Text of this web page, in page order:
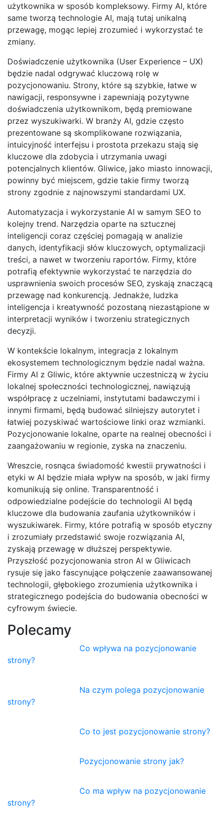
użytkownika w sposób kompleksowy. Firmy AI, które
same tworzą technologie AI, mają tutaj unikalną
przewagę, mogąc lepiej zrozumieć i wykorzystać te
zmiany.
Doświadczenie użytkownika (User Experience – UX)
będzie nadal odgrywać kluczową rolę w
pozycjonowaniu. Strony, które są szybkie, łatwe w
nawigacji, responsywne i zapewniają pozytywne
doświadczenia użytkownikom, będą premiowane
przez wyszukiwarki. W branży AI, gdzie często
prezentowane są skomplikowane rozwiązania,
intuicyjność interfejsu i prostota przekazu stają się
kluczowe dla zdobycia i utrzymania uwagi
potencjalnych klientów. Gliwice, jako miasto innowacji,
powinny być miejscem, gdzie takie firmy tworzą
strony zgodnie z najnowszymi standardami UX.
Automatyzacja i wykorzystanie AI w samym SEO to
kolejny trend. Narzędzia oparte na sztucznej
inteligencji coraz częściej pomagają w analizie
danych, identyfikacji słów kluczowych, optymalizacji
treści, a nawet w tworzeniu raportów. Firmy, które
potrafią efektywnie wykorzystać te narzędzia do
usprawnienia swoich procesów SEO, zyskają znaczącą
przewagę nad konkurencją. Jednakże, ludzka
inteligencja i kreatywność pozostaną niezastąpione w
interpretacji wyników i tworzeniu strategicznych
decyzji.
W kontekście lokalnym, integracja z lokalnym
ekosystemem technologicznym będzie nadal ważna.
Firmy AI z Gliwic, które aktywnie uczestniczą w życiu
lokalnej społeczności technologicznej, nawiązują
współpracę z uczelniami, instytutami badawczymi i
innymi firmami, będą budować silniejszy autorytet i
łatwiej pozyskiwać wartościowe linki oraz wzmianki.
Pozycjonowanie lokalne, oparte na realnej obecności i
zaangażowaniu w regionie, zyska na znaczeniu.
Wreszcie, rosnąca świadomość kwestii prywatności i
etyki w AI będzie miała wpływ na sposób, w jaki firmy
komunikują się online. Transparentność i
odpowiedzialne podejście do technologii AI będą
kluczowe dla budowania zaufania użytkowników i
wyszukiwarek. Firmy, które potrafią w sposób etyczny
i zrozumiały przedstawić swoje rozwiązania AI,
zyskają przewagę w dłuższej perspektywie.
Przyszłość pozycjonowania stron AI w Gliwicach
rysuje się jako fascynujące połączenie zaawansowanej
technologii, głębokiego zrozumienia użytkownika i
strategicznego podejścia do budowania obecności w
cyfrowym świecie.
Polecamy
Co wpływa na pozycjonowanie
strony?
Na czym polega pozycjonowanie
strony?
Co to jest pozycjonowanie strony?
Pozycjonowanie strony jak?
Co ma wpływ na pozycjonowanie
strony?